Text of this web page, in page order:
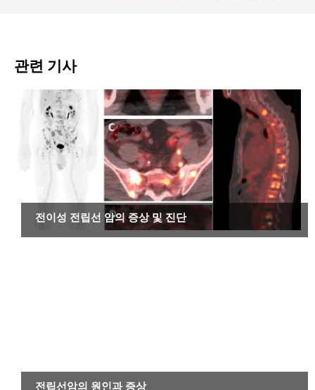
관련 기사
전이성 전립선 암의 증상 및 진단
전립선암의 원인과 증상